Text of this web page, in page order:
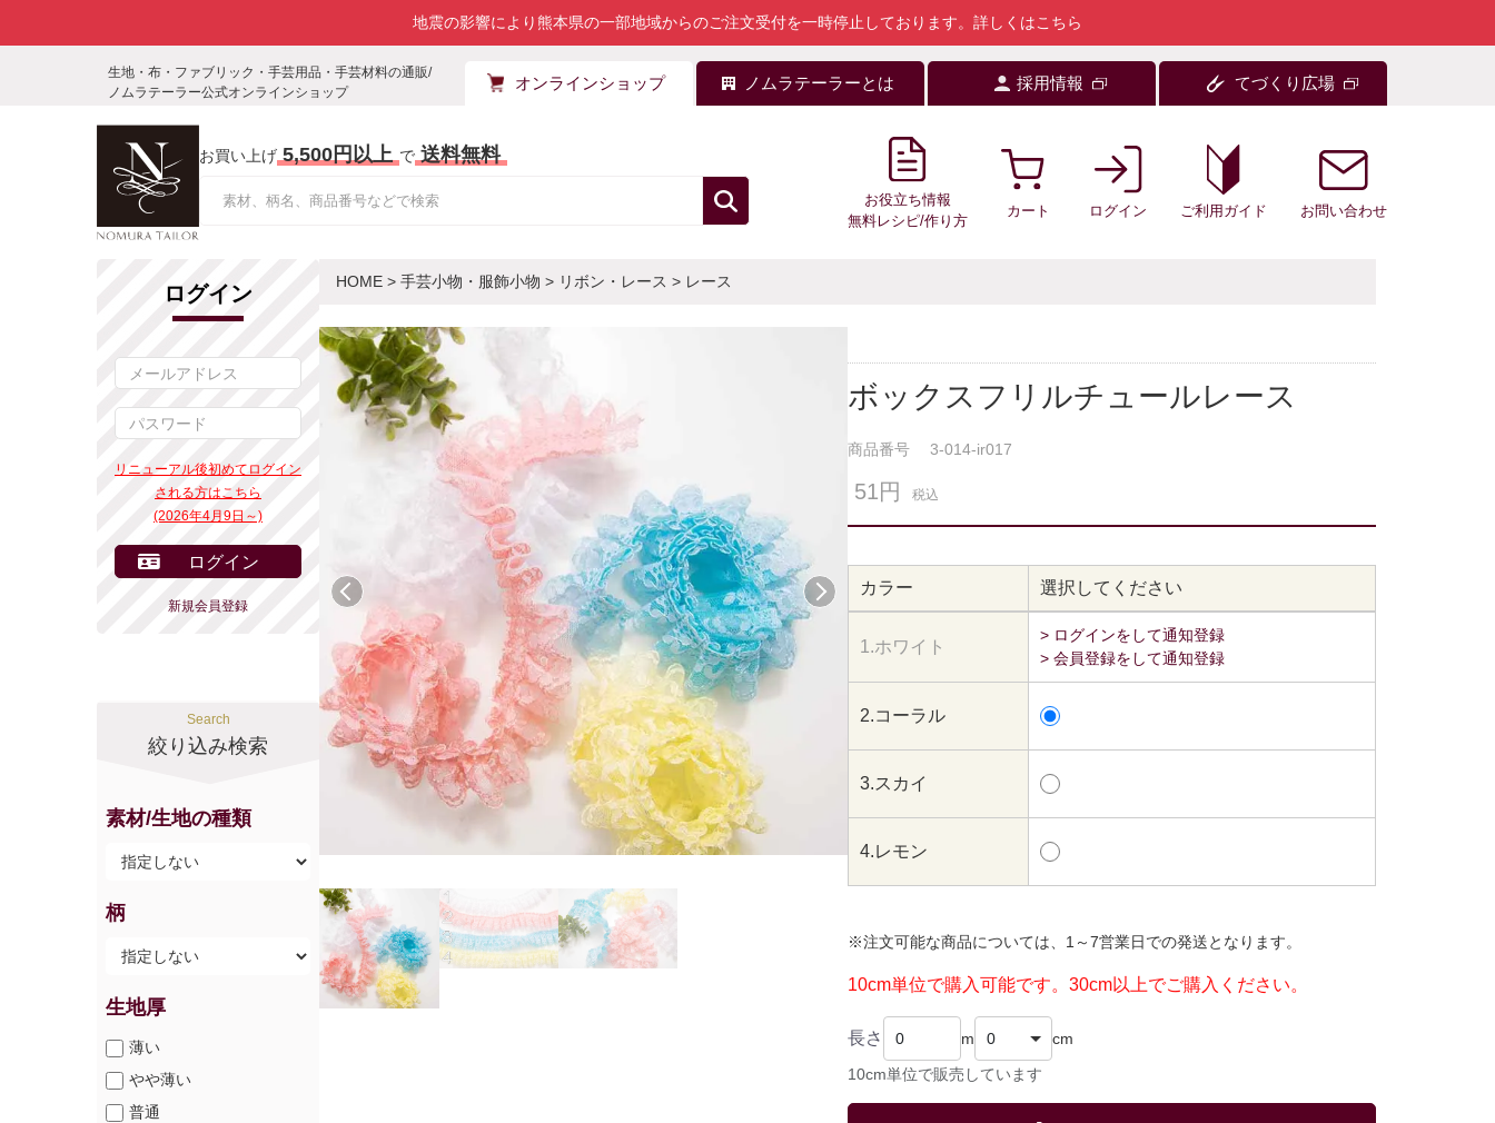
地震の影響により熊本県の一部地域からのご注文受付を一時停止しております。 詳しくはこちら
生地・布・ファブリック・手芸用品・手芸材料の通販/
ノムラテーラー公式オンラインショップ
オンラインショップ ノムラテーラーとは 採用情報 てづくり広場
お買い上げ 5,500円以上 で 送料無料
お役立ち情報
無料レシピ/作り方
カート ログイン ご利用ガイド お問い合わせ
ログイン
リニューアル後初めてログイン
される方はこちら
(2026年4月9日～)
ログイン
新規会員登録
Search
絞り込み検索
素材/生地の種類
柄
生地厚
薄い
やや薄い
普通
HOME > 手芸小物・服飾小物 > リボン・レース > レース
前へ 次へ
ボックスフリルチュールレース
商品番号 3-014-ir017
51円 税込
カラー 選択してください
1.ホワイト
> ログインをして通知登録
> 会員登録をして通知登録
2.コーラル
3.スカイ
4.レモン
※注文可能な商品については、1～7営業日での発送となります。
10cm単位で購入可能です。30cm以上でご購入ください。
長さ m cm
10cm単位で販売しています